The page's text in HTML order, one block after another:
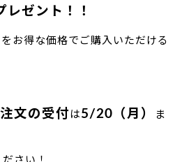
ゼント！！
お得な価格でご購入いただける
文の受付 は 5/20（月）
ま